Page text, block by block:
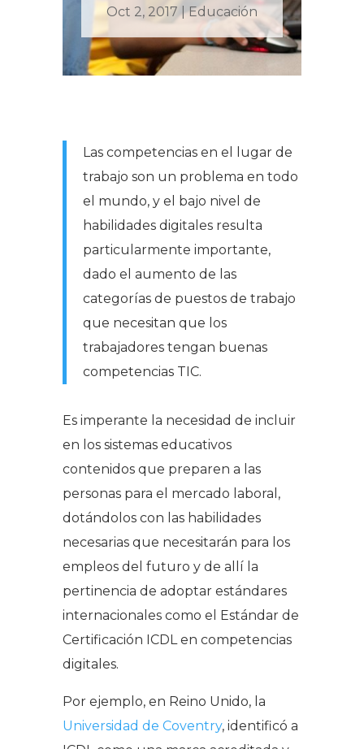
Oct 2, 2017|Educación
Las competencias en el lugar de
trabajo son un problema en todo
el mundo, y el bajo nivel de
habilidades digitales resulta
particularmente importante,
dado el aumento de las
categorías de puestos de trabajo
que necesitan que los
trabajadores tengan buenas
competencias TIC.
Es imperante la necesidad de incluir
en los sistemas educativos
contenidos que preparen a las
personas para el mercado laboral,
dotándolos con las habilidades
necesarias que necesitarán para los
empleos del futuro y de allí la
pertinencia de adoptar estándares
internacionales como el Estándar de
Certificación ICDL en competencias
digitales.
Por ejemplo, en Reino Unido, la
Universidad de Coventry, identificó a